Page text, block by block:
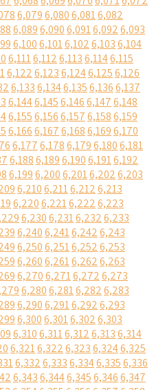
6,0796,0806,0816,082
6,0896,0906,0916,0926,093
6,1006,1016,1026,1036,104
6,1116,1126,1136,1146,115
6,1226,1236,1246,1256,126
6,1336,1346,1356,1366,137
6,1446,1456,1466,1476,148
6,1556,1566,1576,1586,159
6,1666,1676,1686,1696,170
6,1776,1786,1796,1806,181
6,1886,1896,1906,1916,192
6,1996,2006,2016,2026,203
6,2106,2116,2126,213
6,2206,2216,2226,223
6,2306,2316,2326,233
6,2406,2416,2426,243
6,2506,2516,2526,253
6,2606,2616,2626,263
6,2706,2716,2726,273
6,2806,2816,2826,283
6,2906,2916,2926,293
6,3006,3016,3026,303
6,3106,3116,3126,3136,314
6,3216,3226,3236,3246,325
6,3326,3336,3346,3356,336
6,3436,3446,3456,3466,347